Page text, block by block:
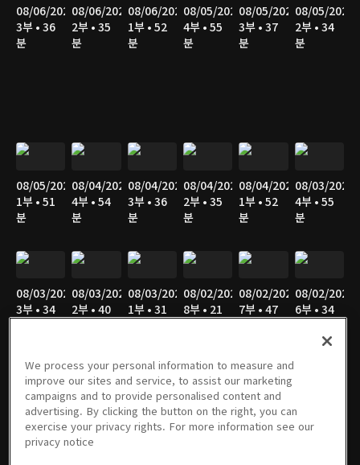
08/06/2026
3부 • 36
분
08/06/2026
2부 • 35
분
08/06/2026
1부 • 52
분
08/05/2026
4부 • 55
분
08/05/2026
3부 • 37
분
08/05/2026
2부 • 34
분
08/05/2026
1부 • 51
분
08/04/2026
4부 • 54
분
08/04/2026
3부 • 36
분
08/04/2026
2부 • 35
분
08/04/2026
1부 • 52
분
08/03/2026
4부 • 55
분
08/03/2026
3부 • 34
08/03/2026
2부 • 40
08/03/2026
1부 • 31
08/02/2026
8부 • 21
08/02/2026
7부 • 47
08/02/2026
6부 • 34
08/02/2026
5부 • 49
분
08/02/2026
4부 • 47
분
08/02/2026
3부 • 36
분
08/02/2026
2부 • 43
분
08/02/2026
1부 • 27
분
7부 • 21
분
We process your personal information to measure and
improve our sites and service, to assist our marketing
campaigns and to provide personalised content and
advertising. By clicking the button on the right, you can
exercise your privacy rights. For more information see our
privacy notice